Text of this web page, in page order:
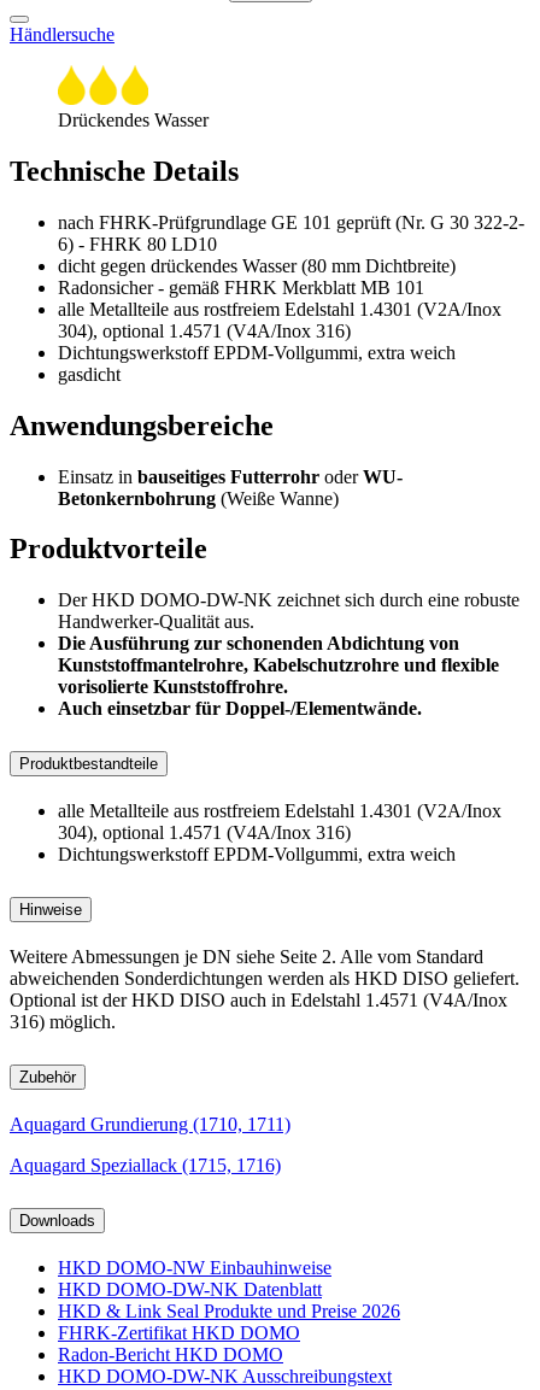
Händlersuche
Drückendes Wasser
Technische Details
nach FHRK-Prüfgrundlage GE 101 geprüft (Nr. G 30 322-2-
6) - FHRK 80 LD10
dicht gegen drückendes Wasser (80 mm Dichtbreite)
Radonsicher - gemäß FHRK Merkblatt MB 101
alle Metallteile aus rostfreiem Edelstahl 1.4301 (V2A/Inox
304), optional 1.4571 (V4A/Inox 316)
Dichtungswerkstoff EPDM-Vollgummi, extra weich
gasdicht
Anwendungsbereiche
Einsatz in bauseitiges Futterrohr oderWU-
Betonkernbohrung (Weiße Wanne)
Produktvorteile
Der HKD DOMO-DW-NK zeichnet sich durch eine robuste
Handwerker-Qualität aus.
Die Ausführung zur schonenden Abdichtung von
Kunststoffmantelrohre, Kabelschutzrohre und flexible
vorisolierte Kunststoffrohre.
Auch einsetzbar für Doppel-/Elementwände.
Produktbestandteile
alle Metallteile aus rostfreiem Edelstahl 1.4301 (V2A/Inox
304), optional 1.4571 (V4A/Inox 316)
Dichtungswerkstoff EPDM-Vollgummi, extra weich
Hinweise
Weitere Abmessungen je DN siehe Seite 2. Alle vom Standard
abweichenden Sonderdichtungen werden als HKD DISO geliefert.
Optional ist der HKD DISO auch in Edelstahl 1.4571 (V4A/Inox
316) möglich.
Zubehör
Aquagard Grundierung (1710, 1711)
Aquagard Speziallack (1715, 1716)
Downloads
HKD DOMO-NW Einbauhinweise
HKD DOMO-DW-NK Datenblatt
HKD & Link Seal Produkte und Preise 2026
FHRK-Zertifikat HKD DOMO
Radon-Bericht HKD DOMO
HKD DOMO-DW-NK Ausschreibungstext